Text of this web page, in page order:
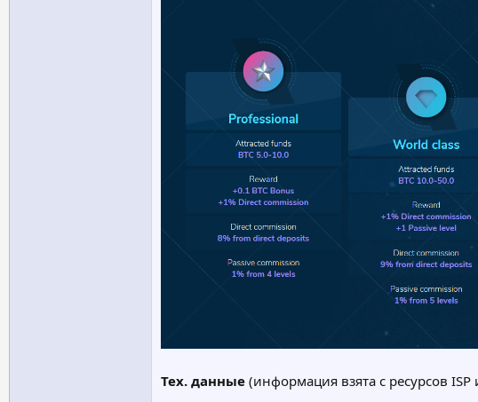
Тех. данные (информация взята с ресурсов ISP